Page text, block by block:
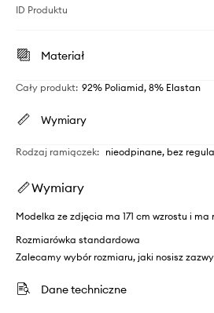
ID Produktu
Materiał
Cały produkt: 92% Poliamid, 8% Elastan
Wymiary
Rodzaj ramiączek: nieodpinane, bez
Wymiary
Modelka ze zdjęcia ma 171 cm wzrostu i ma
Rozmiarówka standardowa
Zalecamy wybór rozmiaru, jaki nosisz
Dane techniczne